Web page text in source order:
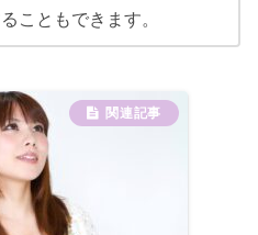
こともできます。